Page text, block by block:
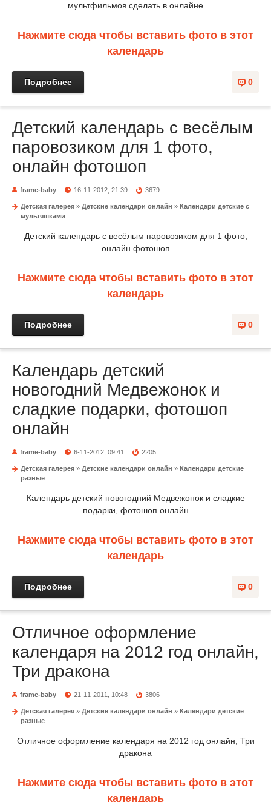
мультфильмов сделать в онлайне
Нажмите сюда чтобы вставить фото в этот
календарь
0
Подробнее
Детский календарь с весёлым
паровозиком для 1 фото,
онлайн фотошоп
frame-baby 16-11-2012, 21:39 3679
Детская галерея » Детские календари онлайн » Календари детские с
мультяшками
Детский календарь с весёлым паровозиком для 1 фото,
онлайн фотошоп
Нажмите сюда чтобы вставить фото в этот
календарь
0
Подробнее
Календарь детский
новогодний Медвежонок и
сладкие подарки, фотошоп
онлайн
frame-baby 6-11-2012, 09:41 2205
Детская галерея » Детские календари онлайн » Календари детские
разные
Календарь детский новогодний Медвежонок и сладкие
подарки, фотошоп онлайн
Нажмите сюда чтобы вставить фото в этот
календарь
0
Подробнее
Отличное оформление
календаря на 2012 год онлайн,
Три дракона
frame-baby 21-11-2011, 10:48 3806
Детская галерея » Детские календари онлайн » Календари детские
разные
Отличное оформление календаря на 2012 год онлайн, Три
дракона
Нажмите сюда чтобы вставить фото в этот
календарь